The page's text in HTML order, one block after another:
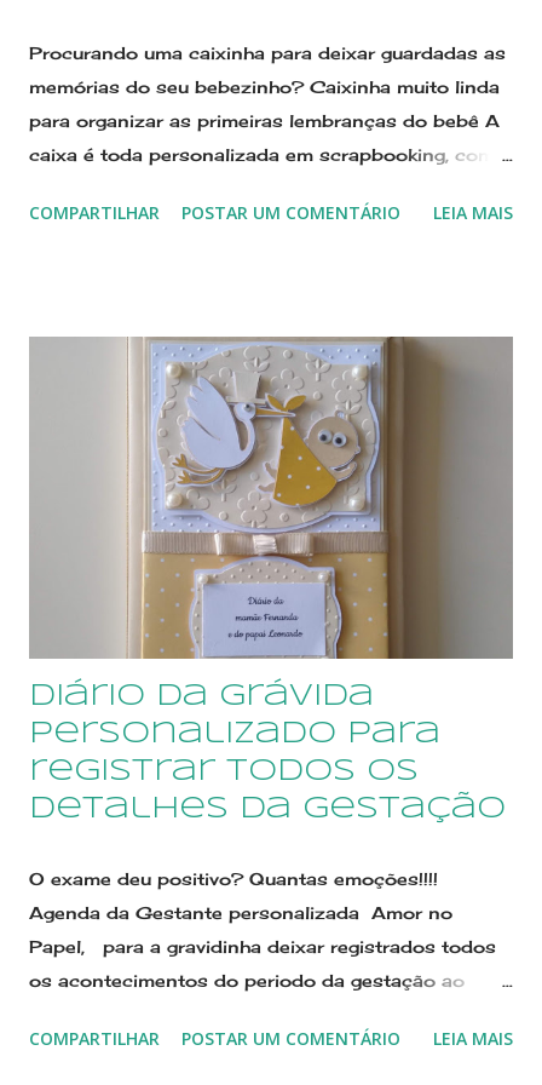
Procurando uma caixinha para deixar guardadas as
memórias do seu bebezinho? Caixinha muito linda
para organizar as primeiras lembranças do bebê A
caixa é toda personalizada em scrapbooking, com
as imagens e letras A mamãe terá onde guardar a
cores e temas que combinem com o enxoval e o
quarto do bebê, para que faça parte da decoração
O primeiro dentinho ficará guardadinho dentro da
caixinha Quer saber de outras opções de
personalização? Me manda uma mensagem por
COMPARTILHAR POSTAR UM COMENTÁRIO LEIA MAIS
Diário da grávida
personalizado para
registrar todos os
detalhes da gestação
O exame deu positivo? Quantas emoções!!!!
Agenda da Gestante personalizada Amor no
Papel, para a gravidinha deixar registrados todos
os acontecimentos do periodo da gestação ao
Mamãe é personalizado de uma maneira muito fofa
COMPARTILHAR POSTAR UM COMENTÁRIO LEIA MAIS